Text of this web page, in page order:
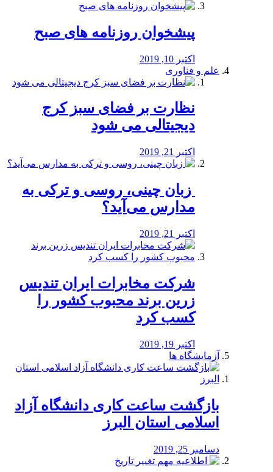
پیشخوان روزنامه های صبح
اکتبر 10, 2019
علم و فناوری
نظارت بر فضای سبز کرج
دیجیتالی می شود
اکتبر 21, 2019
️ زبان چینی، روسی و ترکی به
مدارس می‌آید؟
اکتبر 21, 2019
شرکت مخابرات ایران تندیس
زرین برند محبوب کشور را
کسب کرد
اکتبر 19, 2019
آزمایشگاه ها
بازگشت ساعت کاری دانشگاه آزاد
اسلامی استان البرز
دسامبر 25, 2019